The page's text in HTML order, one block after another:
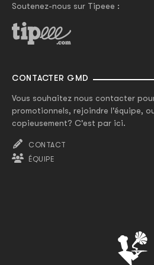
Soutenez-nous sur Tipeee :
CONTACTER GMD
Vous souhaitez nous contacter
promotionnels, rejoindre l'équipe,
copieusement? C'est par ici.
CONTACT
ÉQUIPE